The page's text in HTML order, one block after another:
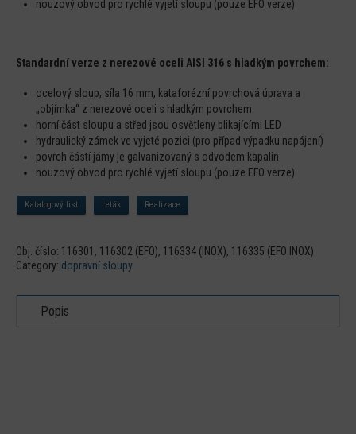
nouzový obvod pro rychlé vyjetí sloupu (pouze EFO verze)
Standardní verze z nerezové oceli AISI 316 s hladkým povrchem:
ocelový sloup, síla 16 mm, kataforézní povrchová úprava a
„objímka“ z nerezové oceli s hladkým povrchem
horní část sloupu a střed jsou osvětleny blikajícími LED
hydraulický zámek ve vyjeté pozici (pro případ výpadku napájení)
povrch částí jámy je galvanizovaný s odvodem kapalin
nouzový obvod pro rychlé vyjetí sloupu (pouze EFO verze)
Katalogový list Leták Realizace
Obj. číslo: 116301, 116302 (EFO), 116334 (INOX), 116335 (EFO INOX)
Category: dopravní sloupy
Popis